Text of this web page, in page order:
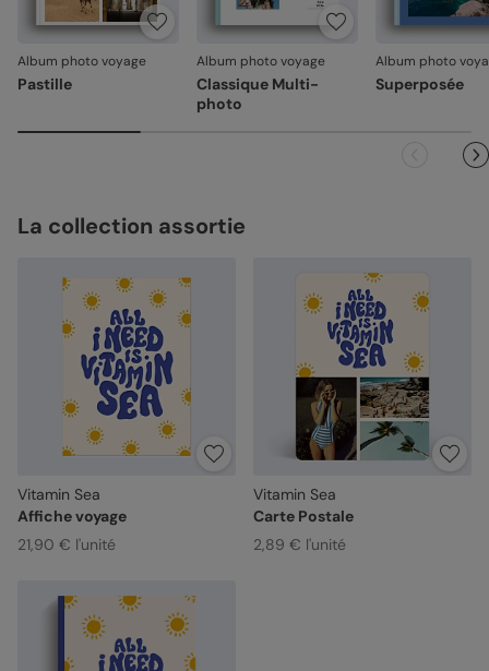
jours. Nous nous occupons de tout et relançons une
impression si nécessaire.
En revanche, si le point concerne la personnalisation que
vous avez validée (texte, photo, mise en page), le produit
ne pourra pas être repris.
Album photo voyage
Pastille
Album photo voyage
Classique Multi-
photo
Album photo
Superposée
La collection assortie
Vitamin Sea
Affiche voyage
21,90 € l'unité
Vitamin Sea
Carte Postale
2,89 € l'unité